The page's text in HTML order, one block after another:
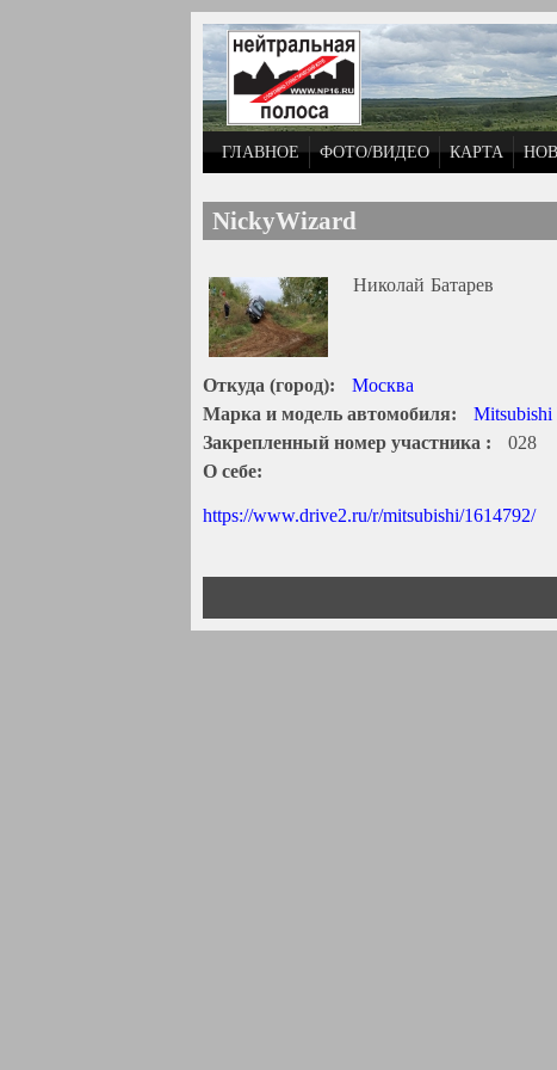
Перейти к основному содержанию
ГЛАВНОЕ ФОТО/ВИДЕО КАРТА
NickyWizard
Николай Батарев
Откуда (город):
Москва
Марка и модель автомобиля:
Mitsubishi
Закрепленный номер участника :
028
О себе:
https://www.drive2.ru/r/mitsubishi/1614792/